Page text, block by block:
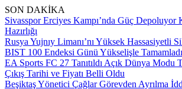
SON DAKİKA
Sivasspor Erciyes Kampı’nda Güç Depoluyor
Hazırlığı
Rusya Yujnıy Limanı’nı Yüksek Hassasiyetli
BIST 100 Endeksi Günü Yükselişle Tamamladı
EA Sports FC 27 Tanıtıldı Açık Dünya Modu
Çıkış Tarihi ve Fiyatı Belli Oldu
Beşiktaş Yönetici Çağlar Görevden Ayrılma